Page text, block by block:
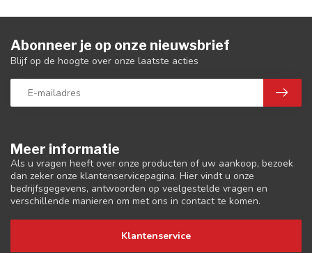
Meer informatie
Als u vragen heeft over onze producten of uw aankoop, bezoek
dan zeker onze klantenservicepagina. Hier vindt u onze
bedrijfsgegevens, antwoorden op veelgestelde vragen en
verschillende manieren om met ons in contact te komen.
Klantenservice
Abonneer je op onze nieuwsbrief
Blijf op de hoogte over onze laatste acties